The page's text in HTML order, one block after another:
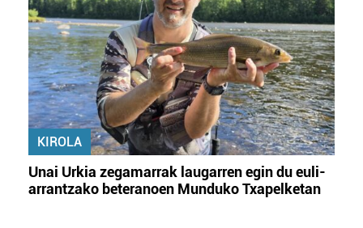
KIROLA
Unai Urkia zegamarrak laugarren egin du euli-
arrantzako beteranoen Munduko Txapelketan